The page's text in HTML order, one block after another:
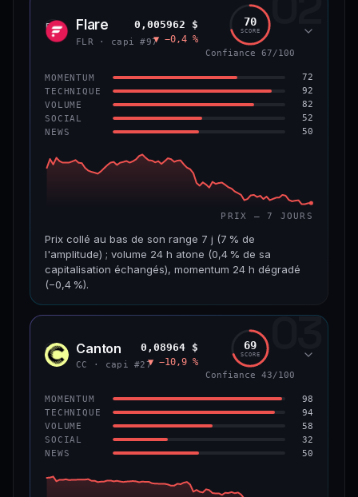
VAR. 7 J VAR. 30 J
+2,5 %
VS ATH
−45,9 %
CONFIANCE 65/100
FLR Flare
FLR · capi #97
0,005962 $
▼ −0,4 %
70
SCORE
Confiance 67/100
MOMENTUM 72
TECHNIQUE 92
VOLUME 82
SOCIAL 52
NEWS 50
PRIX — 7 JOURS
Prix collé au bas de son range 7 j (7 % de
l'amplitude) ; volume 24 h atone (0,4 % de sa
capitalisation échangés), momentum 24 h dégradé
(−0,4 %).
CAP. MARCHÉ VOLUME 24 H
VAR. 7 J VAR. 30 J
−8,8 %
VS ATH
−96,0 %
RANG CAPI.
#97
CONFIANCE 67/100
03
CC Canton
CC · capi #27
0,08964 $
▼ −10,9 %
69
SCORE
Confiance 43/100
MOMENTUM 98
TECHNIQUE 94
VOLUME 58
SOCIAL 32
NEWS 50